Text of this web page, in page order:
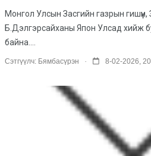
Монгол Улсын Засгийн газрын
Б.Дэлгэрсайханы Япон Улсад хийж
байна....
Сэтгүүлч: Бямбасүрэн . 8-02-2026,